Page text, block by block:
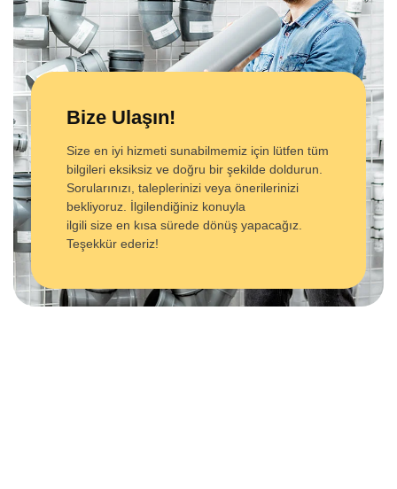
Bize Ulaşın!
Size en iyi hizmeti sunabilmemiz için lütfen tüm
bilgileri eksiksiz ve doğru bir şekilde doldurun.
Sorularınızı, taleplerinizi veya önerilerinizi
bekliyoruz. İlgilendiğiniz konuyla
ilgili size en kısa sürede dönüş yapacağız.
Teşekkür ederiz!